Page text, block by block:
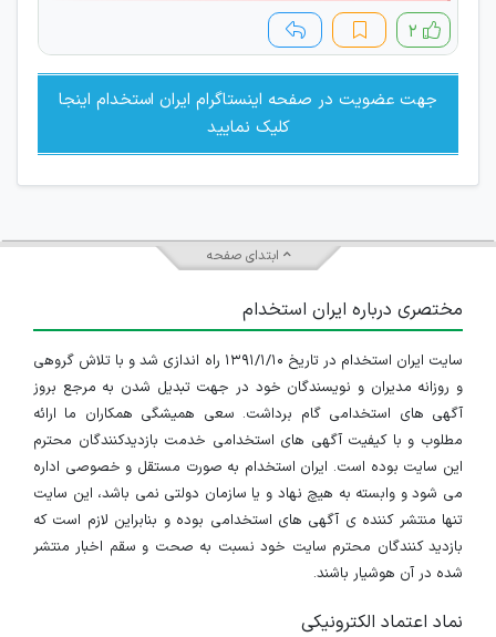
۲
جهت عضویت در صفحه اینستاگرام ایران استخدام اینجا
کلیک نمایید
ابتدای صفحه
مختصری درباره ایران استخدام
سایت ایران استخدام در تاریخ ۱۳۹۱/۱/۱۰ راه اندازی شد و با تلاش گروهی
و روزانه مدیران و نویسندگان خود در جهت تبدیل شدن به مرجع بروز
آگهی های استخدامی گام برداشت. سعی همیشگی همکاران ما ارائه
مطلوب و با کیفیت آگهی های استخدامی خدمت بازدیدکنندگان محترم
این سایت بوده است. ایران استخدام به صورت مستقل و خصوصی اداره
می شود و وابسته به هیچ نهاد و یا سازمان دولتی نمی باشد، این سایت
تنها منتشر کننده ی آگهی های استخدامی بوده و بنابراین لازم است که
بازدید کنندگان محترم سایت خود نسبت به صحت و سقم اخبار منتشر
شده در آن هوشیار باشند.
نماد اعتماد الکترونیکی